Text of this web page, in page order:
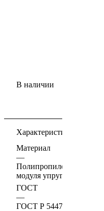
В наличии
Характеристики
Материал
—
Полипропилен блок-
модуля упругости
ГОСТ
—
ГОСТ Р 54475-2011